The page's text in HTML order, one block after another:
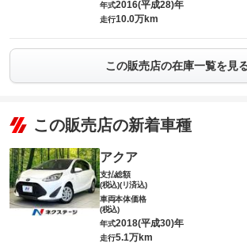
年式2016(平成28)年
走行10.0万km
この販売店の在庫一覧を見
この販売店の新着車種
アクア
支払総額
(税込)(リ済込)
車両本体価格
(税込)
年式2018(平成30)年
走行5.1万km